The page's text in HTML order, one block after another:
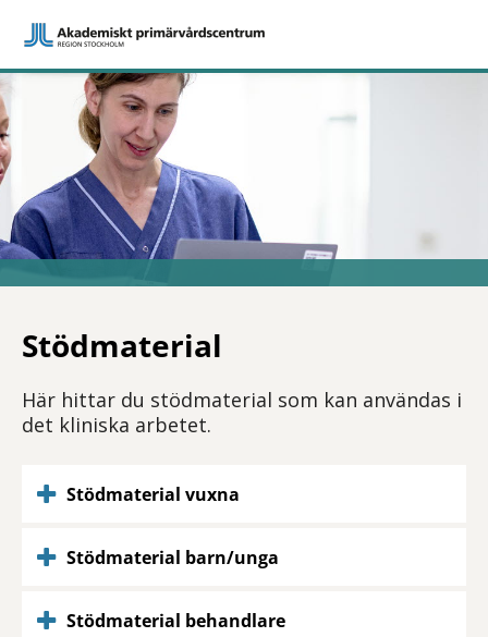
Stödmaterial
Här hittar du stödmaterial som kan användas i
det kliniska arbetet.
Stödmaterial vuxna
Stödmaterial barn/unga
Stödmaterial behandlare